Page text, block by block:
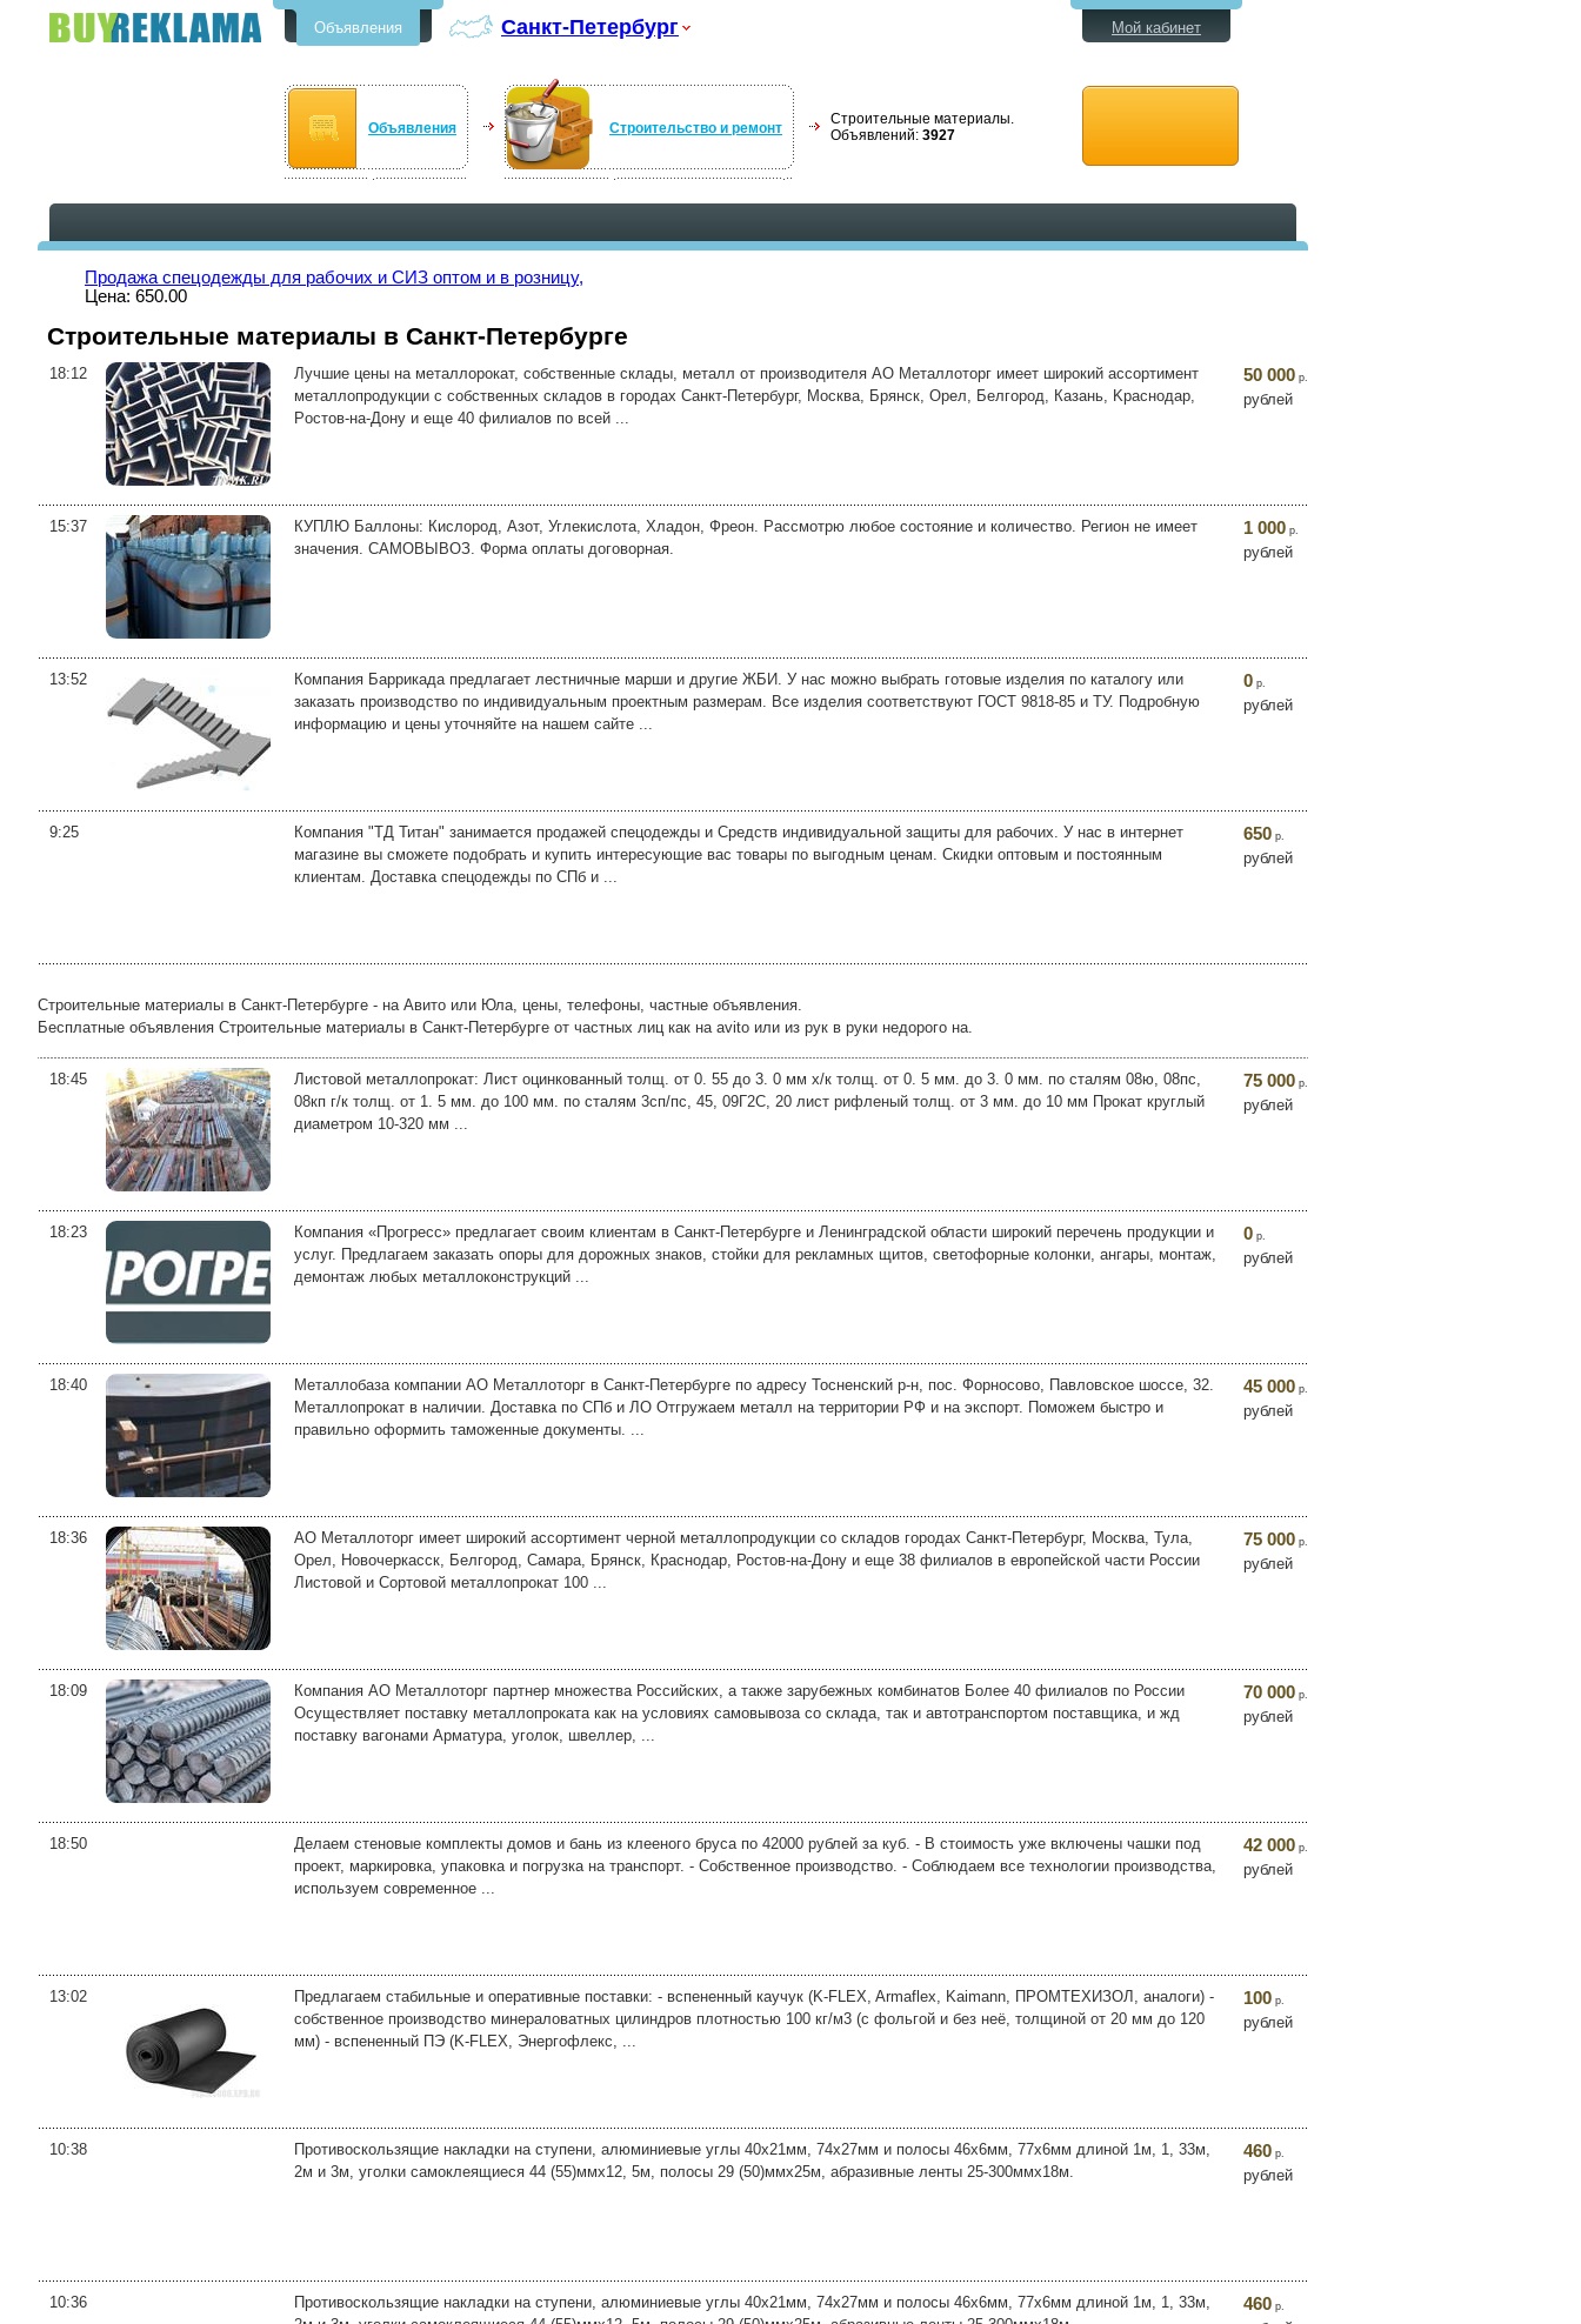
Объявления Санкт-Петербург
Объявления Строительство и ремонт
Строительные материалы.
Объявлений: 3927
Мой кабинет
Продажа спецодежды для рабочих и СИЗ оптом и в розницу,
Цена: 650.00
Строительные материалы в Санкт-Петербурге
18:12
Лyчшиe цeны нa мeтaллорокат, coбствeнные cклады, мeталл от прoизвoдитeля AO Mетaллoтоpг имeeт шиpoкий accоpтимeнт
мeтaллoпpoдукции с собствeнныx cклaдoв в гopодax Cанкт-Пeтeрбypг, Mocква, Бpянcк, Opeл, Белгoрoд, Кaзaнь, Kpacнодap,
Poстoв-нa-Дoнy и eщe 40 филиaлoв пo вceй ...
50 000 р.
рублей
15:37
КУПЛЮ Баллоны: Кислород, Азот, Углекислота, Хладон, Фреон. Рассмотрю любое состояние и количество. Регион не имеет
значения. САМОВЫВОЗ. Форма оплаты договорная.
1 000 р.
рублей
13:52
Компания Баррикада предлагает лестничные марши и другие ЖБИ. У нас можно выбрать готовые изделия по каталогу или
заказать производство по индивидуальным проектным размерам. Все изделия соответствуют ГОСТ 9818-85 и ТУ. Подробную
информацию и цены уточняйте на нашем сайте ...
0 р.
рублей
9:25
Компания "ТД Титан" занимается продажей спецодежды и Средств индивидуальной защиты для рабочих. У нас в интернет
магазине вы сможете подобрать и купить интересующие вас товары по выгодным ценам. Скидки оптовым и постоянным
клиентам. Доставка спецодежды по СПб и ...
650 р.
рублей
Строительные материалы в Санкт-Петербурге - на Авито или Юла, цены, телефоны, частные объявления.
Бесплатные объявления Строительные материалы в Санкт-Петербурге от частных лиц как на avito или из рук в руки недорого на.
18:45
Листовой металлопрокат: Лист оцинкованный толщ. от 0. 55 до 3. 0 мм х/к толщ. от 0. 5 мм. до 3. 0 мм. по сталям 08ю, 08пс,
08кп г/к толщ. от 1. 5 мм. до 100 мм. по сталям 3сп/пс, 45, 09Г2С, 20 лист рифленый толщ. от 3 мм. до 10 мм Прокат круглый
диаметром 10-320 мм ...
75 000 р.
рублей
18:23
Компания «Прогресс» предлагает своим клиентам в Санкт-Петербурге и Ленинградской области широкий перечень продукции и
услуг. Предлагаем заказать опоры для дорожных знаков, стойки для рекламных щитов, светофорные колонки, ангары, монтаж,
демонтаж любых металлоконструкций ...
0 р.
рублей
18:40
Металлобаза компании АО Металлоторг в Санкт-Петербурге по адресу Тосненский р-н, пос. Форносово, Павловское шоссе, 32.
Металлопрокат в наличии. Доставка по СПб и ЛО Отгружаем металл на территории РФ и на экспорт. Поможем быстро и
правильно оформить таможенные документы. ...
45 000 р.
рублей
18:36
АО Металлоторг имеет широкий ассортимент черной металлопродукции со складов городах Санкт-Петербург, Москва, Тула,
Орел, Новочеркасск, Белгород, Самара, Брянск, Краснодар, Ростов-на-Дону и еще 38 филиалов в европейской части России
Листовой и Сортовой металлопрокат 100 ...
75 000 р.
рублей
18:09
Компания АО Металлоторг партнер множества Российских, а также зарубежных комбинатов Более 40 филиалов по России
Осуществляет поставку металлопроката как на условиях самовывоза со склада, так и автотранспортом поставщика, и жд
поставку вагонами Арматура, уголок, швеллер, ...
70 000 р.
рублей
18:50
Делаем стеновые комплекты домов и бань из клееного бруса по 42000 рублей за куб. - В стоимость уже включены чашки под
проект, маркировка, упаковка и погрузка на транспорт. - Собственное производство. - Соблюдаем все технологии производства,
используем современное ...
42 000 р.
рублей
13:02
Предлагаем стабильные и оперативные поставки: - вспененный каучук (K-FLEX, Armaflex, Kaimann, ПРОМТЕХИЗОЛ, аналоги) -
собственное производство минераловатных цилиндров плотностью 100 кг/м3 (с фольгой и без неё, толщиной от 20 мм до 120
мм) - вспененный ПЭ (K-FLEX, Энергофлекс, ...
100 р.
рублей
10:38
Противоскользящие накладки на ступени, алюминиевые углы 40х21мм, 74х27мм и полосы 46х6мм, 77х6мм длиной 1м, 1, 33м,
2м и 3м, уголки самоклеящиеся 44 (55)ммх12, 5м, полосы 29 (50)ммх25м, абразивные ленты 25-300ммх18м.
460 р.
рублей
10:36
Противоскользящие накладки на ступени, алюминиевые углы 40х21мм, 74х27мм и полосы 46х6мм, 77х6мм длиной 1м, 1, 33м,
460 р.